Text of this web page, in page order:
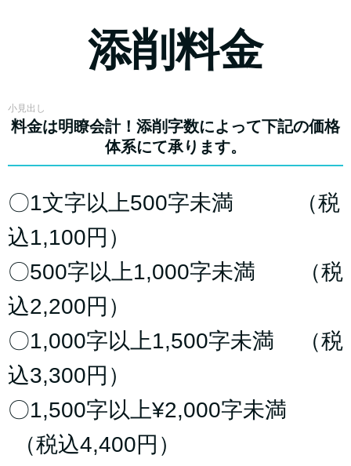
添削料金
小見出し
料金は明瞭会計！添削字数によって下記の価格
体系にて承ります。
〇1文字以上500字未満 （税
込1,100円）
〇500字以上1,000字未満 （税
込2,200円）
〇1,000字以上1,500字未満 （税
込3,300円）
〇1,500字以上¥2,000字未満
（税込4,400円）